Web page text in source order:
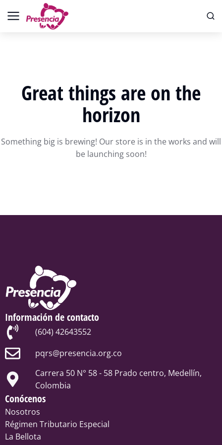
Great things are on the
horizon
Something big is brewing! Our store is in the works and will
be launching soon!
Información de contacto
(604) 42643552
pqrs@presencia.org.co
Carrera 50 N° 58 - 58 Prado centro, Medellín,
Colombia
Conócenos
Nosotros
Régimen Tributario Especial
La Bellota